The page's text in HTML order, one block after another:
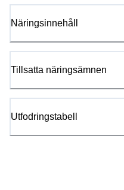
Näringsinnehåll
Tillsatta näringsämnen
Utfodringstabell